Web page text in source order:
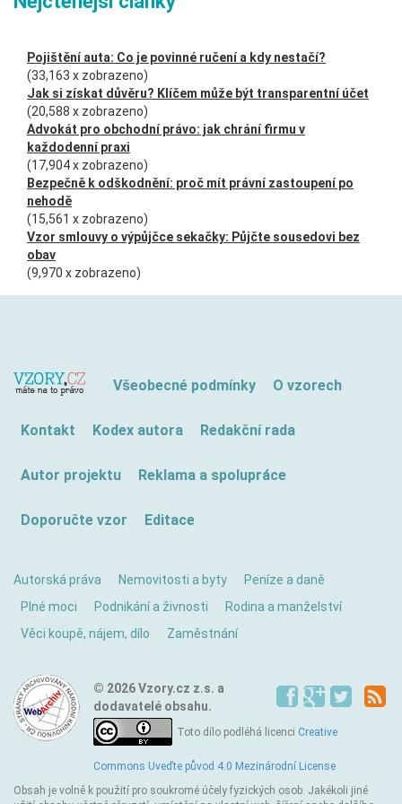
Pojištění auta: Co je povinné ručení a kdy nestačí?
(33,163 x zobrazeno)
Jak si získat důvěru? Klíčem může být transparentní účet
(20,588 x zobrazeno)
Advokát pro obchodní právo: jak chrání firmu v
každodenní praxi
(17,904 x zobrazeno)
Bezpečně k odškodnění: proč mít právní zastoupení po
nehodě
(15,561 x zobrazeno)
Vzor smlouvy o výpůjčce sekačky: Půjčte sousedovi bez
obav
(9,970 x zobrazeno)
Všeobecné podmínky O vzorech
Kontakt Kodex autora Redakční rada
Autor projektu Reklama a spolupráce
Doporučte vzor Editace
Autorská práva Nemovitosti a byty
Peníze a daně
Plné moci
Podnikání a živnosti
Rodina a manželství
Věci koupě, nájem, dílo
Zaměstnání
© 2026 Vzory.cz z.s. a
dodavatelé obsahu.
Toto dílo podléhá licenci Creative
Commons Uveďte původ 4.0 Mezinárodní License
Obsah je volně k použití pro soukromé účely fyzických osob. Jakékoli jiné